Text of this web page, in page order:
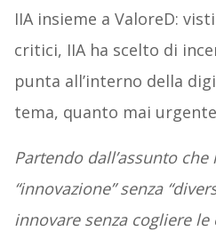
IIA insieme a ValoreD:
critici, IIA ha scelto di
punta all’interno della
tema, quanto mai
Partendo dall’assunto che
“innovazione” senza
innovare senza cogliere